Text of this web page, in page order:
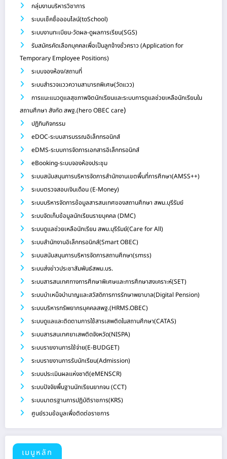
กลุ่มงานบริหารวิชาการ
ระบบเช็คชื่อออนไลน์(toSchool)
ระบบงานทะเบียน-วัดผล-ดูผลการเรียน(SGS)
รับสมัครคัดเลือกบุคคลเพื่อเป็นลูกจ้างชั่วคราว (Application for
Temporary Employee Positions)
ระบบจองห้อง/สถานที่
ระบบสำรวจแววความสามารถพิเศษ(วัดแวว)
การแนะแนวดูแลสุขภาพจิตนักเรียนและระบบการดูแลช่วยเหลือนักเรียนใน
สถานศึกษา สังกัด สพฐ.(hero OBEC care)
ปฏิทินกิจกรรม
eDOC-ระบบสารบรรณอิเล็กทรอนิกส์
eDMS-ระบบการจัดการเอกสารอิเล็กทรอนิกส์
eBooking-ระบบจองห้องประชุม
ระบบสนับสนุนการบริหารจัดการสำนักงานเขตพื้นที่การศึกษา(AMSS++)
ระบบตรวจสอบเงินเดือน (E-Money)
ระบบบริหารจัดการข้อมูลสารสนเทศของสถานศึกษา สพม.บุรีรัมย์
ระบบจัดเก็บข้อมูลนักเรียนรายบุคคล (DMC)
ระบบดูแลช่วยเหลือนักเรียน สพม.บุรีรัมย์(Care for All)
ระบบสำนักงานอิเล็กทรอนิกส์(Smart OBEC)
ระบบสนับสนุนการบริหารจัดการสถานศึกษา(smss)
ระบบส่งข่าวประชาสัมพันธ์สพม.บร.
ระบบสารสนเทศทางการศึกษาพิเศษและการศึกษาสงเคราะห์(SET)
ระบบบำเหน็จบำนาญและสวัสดิการการรักษาพยาบาล(Digital Pension)
ระบบบริหารทรัพยากรบุคคลสพฐ.(HRMS.OBEC)
ระบบดูแลและติดตามการใช้สารเสพติดในสถานศึกษา(CATAS)
ระบบสารสนเทศยาเสพติดจังหวัด(NISPA)
ระบบรายงานการใช้จ่าย(E-BUDGET)
ระบบรายงานการรับนักเรียน(Admission)
ระบบประเมินผลแห่งชาติ(eMENSCR)
ระบบปัจจัยพื้นฐานนักเรียนยากจน (CCT)
ระบบมาตรฐานการปฏิบัติราชการ(KRS)
ศูนย์รวมข้อมูลเพื่อติดต่อราชการ
เมนูหลัก